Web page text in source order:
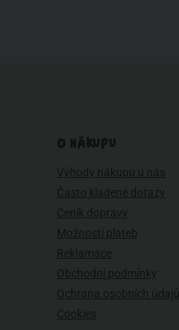
O NÁKUPU
Výhody nákupu u nás
Často kladené dotazy
Ceník dopravy
Možnosti plateb
Reklamace
Obchodní podmínky
Ochrana osobních údajů
Cookies